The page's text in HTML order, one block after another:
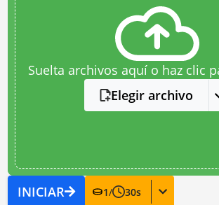
Suelta archivos aquí o haz clic
Elegir archivo
INICIAR 1/ 30s